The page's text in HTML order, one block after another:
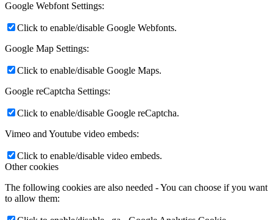
Google Webfont Settings:
Click to enable/disable Google Webfonts.
Google Map Settings:
Click to enable/disable Google Maps.
Google reCaptcha Settings:
Click to enable/disable Google reCaptcha.
Vimeo and Youtube video embeds:
Click to enable/disable video embeds.
Other cookies
The following cookies are also needed - You can choose if you want
to allow them: